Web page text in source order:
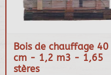
Bois de chauffage 40
cm - 1,2 m3 - 1,65
stères